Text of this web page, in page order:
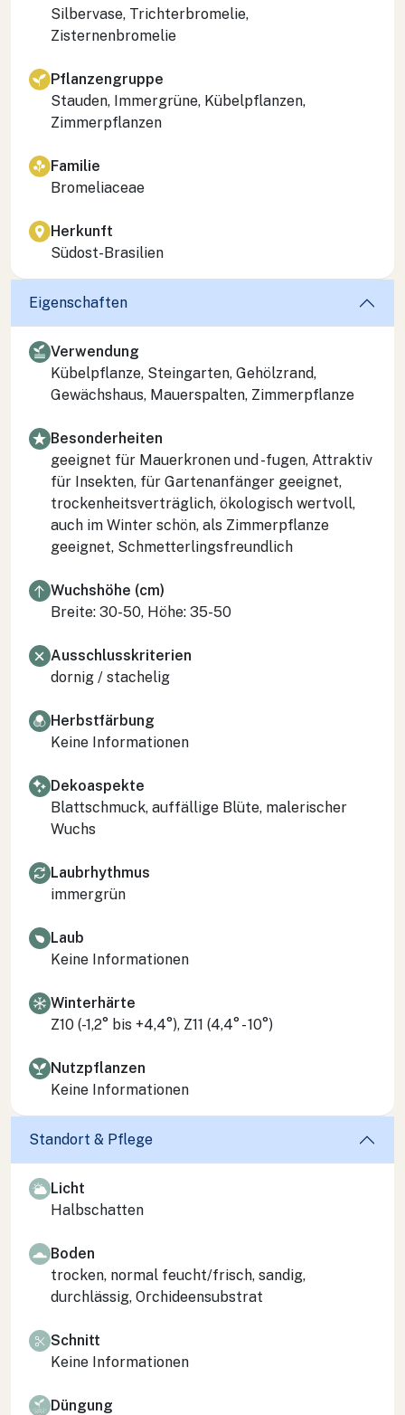
Silbervase, Trichterbromelie,
Zisternenbromelie
Pflanzengruppe
Stauden, Immergrüne, Kübelpflanzen,
Zimmerpflanzen
Familie
Bromeliaceae
Herkunft
Südost-Brasilien
Eigenschaften
Verwendung
Kübelpflanze, Steingarten, Gehölzrand,
Gewächshaus, Mauerspalten, Zimmerpflanze
Besonderheiten
geeignet für Mauerkronen und -fugen, Attraktiv
für Insekten, für Gartenanfänger geeignet,
trockenheitsverträglich, ökologisch wertvoll,
auch im Winter schön, als Zimmerpflanze
geeignet, Schmetterlingsfreundlich
Wuchshöhe (cm)
Breite: 30-50, Höhe: 35-50
Ausschlusskriterien
dornig / stachelig
Herbstfärbung
Keine Informationen
Dekoaspekte
Blattschmuck, auffällige Blüte, malerischer
Wuchs
Laubrhythmus
immergrün
Laub
Keine Informationen
Winterhärte
Z10 (-1,2° bis +4,4°), Z11 (4,4° - 10°)
Nutzpflanzen
Keine Informationen
Standort & Pflege
Licht
Halbschatten
Boden
trocken, normal feucht/frisch, sandig,
durchlässig, Orchideensubstrat
Schnitt
Keine Informationen
Düngung